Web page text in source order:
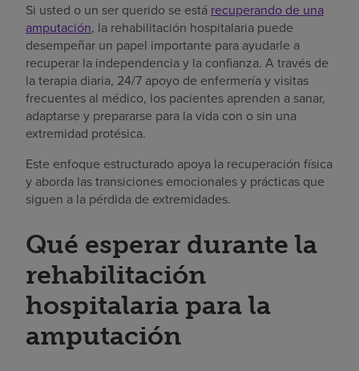
Si usted o un ser querido se está recuperando de una
amputación, la rehabilitación hospitalaria puede
desempeñar un papel importante para ayudarle a
recuperar la independencia y la confianza. A través de
la terapia diaria, 24/7 apoyo de enfermería y visitas
frecuentes al médico, los pacientes aprenden a sanar,
adaptarse y prepararse para la vida con o sin una
extremidad protésica.
Este enfoque estructurado apoya la recuperación física
y aborda las transiciones emocionales y prácticas que
siguen a la pérdida de extremidades.
Qué esperar durante la
rehabilitación
hospitalaria para la
amputación